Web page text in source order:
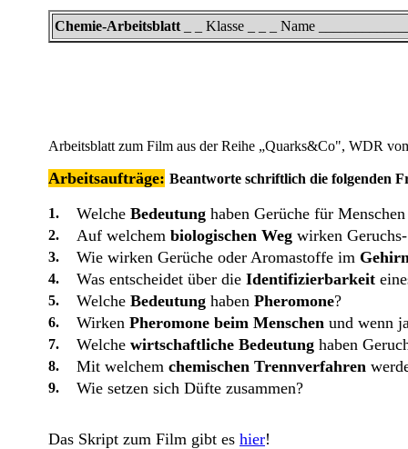
Chemie-Arbeitsblatt _ _ Klasse _ _ _ Name
Arbeitsblatt zum Film aus der Reihe „Quarks&Co", WDR
Arbeitsaufträge: Beantworte schriftlich die folgenden
1. Welche Bedeutung haben Gerüche für
2. Auf welchem biologischen Weg wirken
3. Wie wirken Gerüche oder Aromastoffe im
4. Was entscheidet über die Identifizierbarkeit
5. Welche Bedeutung haben Pheromone?
6. Wirken Pheromone beim Menschen und wenn
7. Welche wirtschaftliche Bedeutung haben
8. Mit welchem chemischen Trennverfahren
9. Wie setzen sich Düfte zusammen?
Das Skript zum Film gibt es hier!